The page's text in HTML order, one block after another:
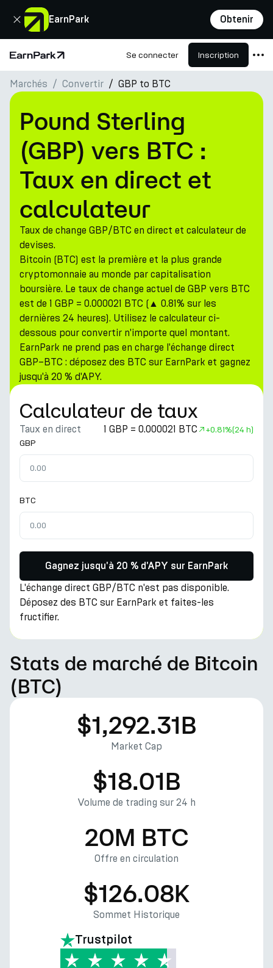
EarnPark Obtenir
Fermer
Page d'accueil Se connecter Inscription
Produits
Marchés
Calculatrices
PARK Token
Ressources
Entreprise
Marchés Convertir GBP to BTC
Pound Sterling
(GBP) vers BTC :
Taux en direct et
calculateur
Taux de change GBP/BTC en direct et calculateur de
devises.
Bitcoin (BTC) est la première et la plus grande
cryptomonnaie au monde par capitalisation
boursière. Le taux de change actuel de GBP vers BTC
est de 1 GBP = 0.000021 BTC (▲ 0.81% sur les
dernières 24 heures). Utilisez le calculateur ci-
dessous pour convertir n'importe quel montant.
EarnPark ne prend pas en charge l'échange direct
GBP–BTC : déposez des BTC sur EarnPark et gagnez
jusqu'à 20 % d'APY.
Calculateur de taux
Taux en direct 1 GBP = 0.000021 BTC +0.81%(24 h)
GBP
BTC
Gagnez jusqu'à 20 % d'APY sur EarnPark
L'échange direct GBP/BTC n'est pas disponible.
Déposez des BTC sur EarnPark et faites-les
fructifier.
Stats de marché de Bitcoin
(BTC)
$1,292.31B
Market Cap
$18.01B
Volume de trading sur 24 h
20M BTC
Offre en circulation
$126.08K
Sommet Historique
Trustpilot